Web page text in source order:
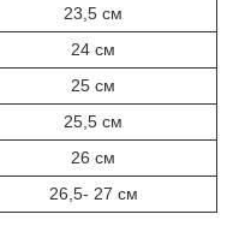
23,5 см
24 см
25 см
25,5 см
26 см
26,5- 27 см